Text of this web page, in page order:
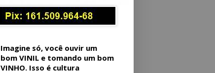
Imagine só, você ouvir um
bom VINIL e tomando um bom
VINHO. Isso é cultura